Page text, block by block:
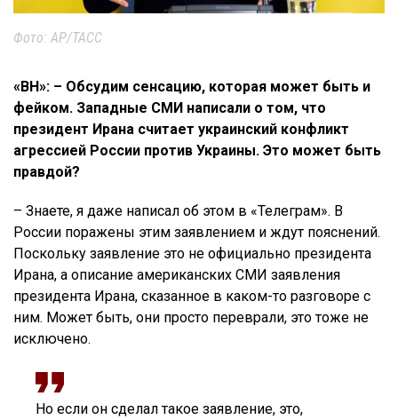
Фото: AP/ТАСС
«ВН»: – Обсудим сенсацию, которая может быть и
фейком. Западные СМИ написали о том, что
президент Ирана считает украинский конфликт
агрессией России против Украины. Это может быть
правдой?
– Знаете, я даже написал об этом в «Телеграм». В
России поражены этим заявлением и ждут пояснений.
Поскольку заявление это не официально президента
Ирана, а описание американских СМИ заявления
президента Ирана, сказанное в каком-то разговоре с
ним. Может быть, они просто переврали, это тоже не
исключено.
Но если он сделал такое заявление, это,